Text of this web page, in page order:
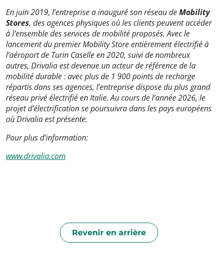
En juin 2019, l’entreprise a inauguré son réseau deMobility
Stores, des agences physiques où les clients peuvent accéder
à l’ensemble des services de mobilité proposés. Avec le
lancement du premier Mobility Store entièrement électrifié à
l’aéroport de Turin Caselle en 2020, suivi de nombreux
autres, Drivalia est devenue un acteur de référence de la
mobilité durable : avec plus de 1 900 points de recharge
répartis dans ses agences, l’entreprise dispose du plus grand
réseau privé électrifié en Italie. Au cours de l’année 2026, le
projet d’électrification se poursuivra dans les pays européens
où Drivalia est présente.
Pour plus d’information:
www.drivalia.com
Revenir en arrière